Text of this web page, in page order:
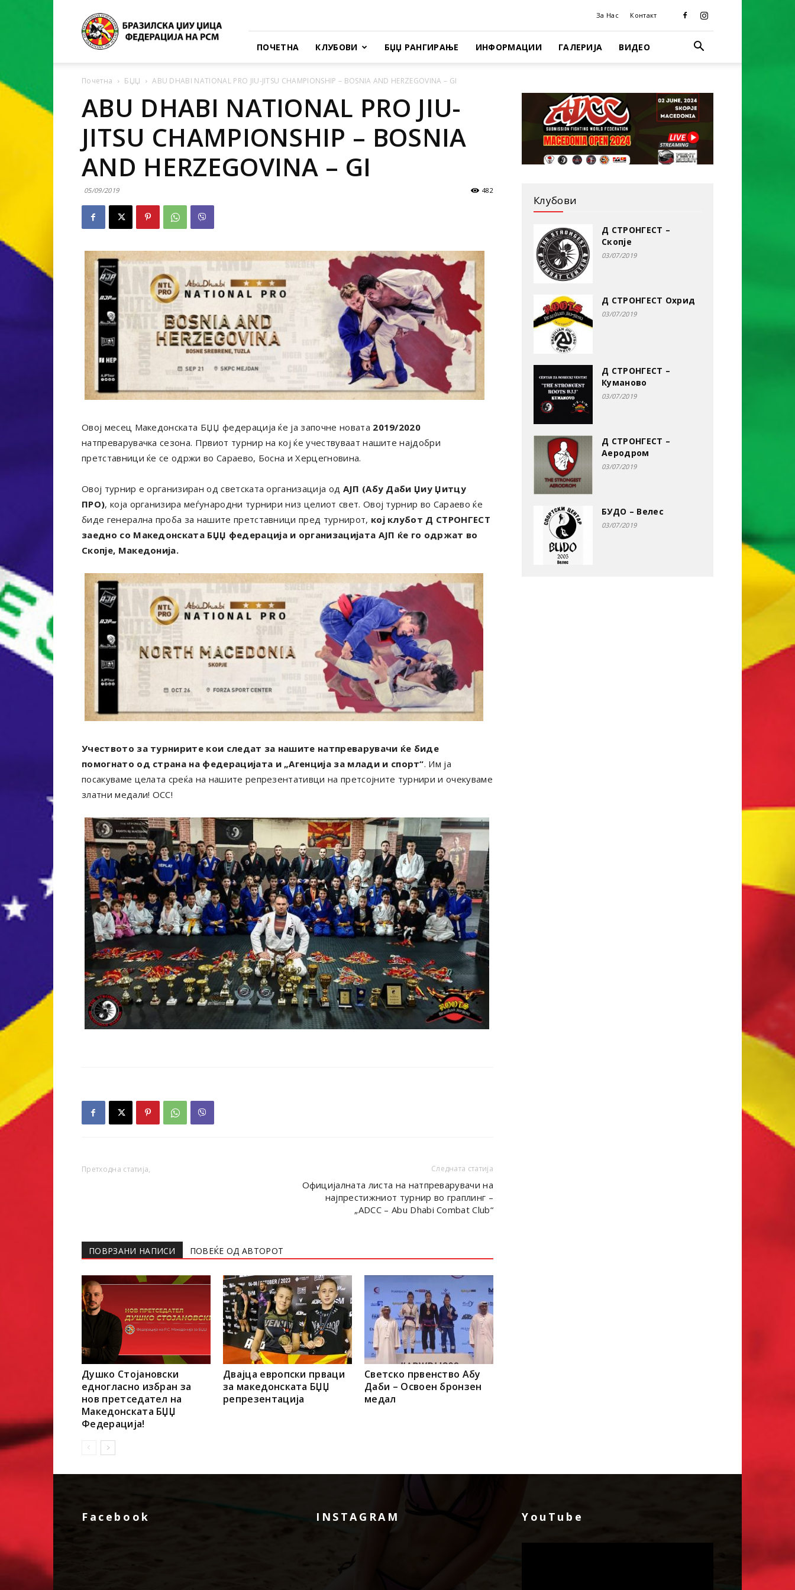
–
Федерација
За Нас Контакт
ПОЧЕТНА КЛУБОВИ БЏЏ РАНГИРАЊЕ ИНФОРМАЦИИ ГАЛЕРИЈА ВИДЕО
Почетна БЏЏ ABU DHABI NATIONAL PRO JIU-JITSU CHAMPIONSHIP – BOSNIA AND HERZEGOVINA – GI
ABU DHABI NATIONAL PRO JIU-
JITSU CHAMPIONSHIP – BOSNIA
AND HERZEGOVINA – GI
05/09/2019 482
Овој месец Македонската БЏЏ федерација ќе ја започне новата 2019/2020
натпреварувачка сезона. Првиот турнир на кој ќе учествуваат нашите најдобри
претставници ќе се одржи во Сараево, Босна и Херцегновина.
Овој турнир е организиран од светската организација од АЈП (Абу Даби Џиу Џитцу
ПРО), која организира меѓународни турнири низ целиот свет. Овој турнир во Сараево ќе
биде генерална проба за нашите претставници пред турнирот, кој клубот Д СТРОНГЕСТ
заедно со Македонската БЏЏ федерација и организацијата АЈП ќе го одржат во
Скопје, Македонија.
Учеството за турнирите кои следат за нашите натпреварувачи ќе биде
помогнато од страна на федерацијата и „Агенција за млади и спорт“. Им ја
посакуваме целата среќа на нашите репрезентативци на претсојните турнири и очекуваме
златни медали! ОСС!
Претходна статија, Следната статија
Официјалната листа на натпреварувачи на
најпрестижниот турнир во граплинг –
„ADCC – Abu Dhabi Combat Club“
ПОВРЗАНИ НАПИСИ ПОВЕЌЕ ОД АВТОРОТ
Душко Стојановски
едногласно избран за
нов претседател на
Македонската БЏЏ
Федерација!
Двајца европски прваци
за македонската БЏЏ
репрезентација
Светско првенство Абу
Даби – Освоен бронзен
медал
Клубови
Д СТРОНГЕСТ –
Скопје
03/07/2019
Д СТРОНГЕСТ Охрид
03/07/2019
Д СТРОНГЕСТ –
Куманово
03/07/2019
Д СТРОНГЕСТ –
Аеродром
03/07/2019
БУДО – Велес
03/07/2019
Facebook INSTAGRAM YouTube